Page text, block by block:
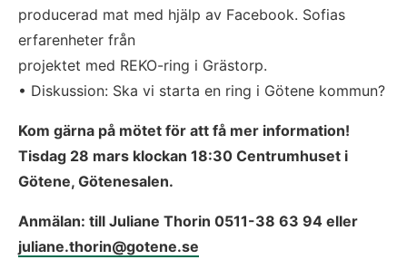
producerad mat med hjälp av Facebook. Sofias
erfarenheter från
projektet med REKO-ring i Grästorp.
• Diskussion: Ska vi starta en ring i Götene kommun?
Kom gärna på mötet för att få mer information!
Tisdag 28 mars klockan 18:30 Centrumhuset i
Götene, Götenesalen.
juliane.thorin@gotene.se